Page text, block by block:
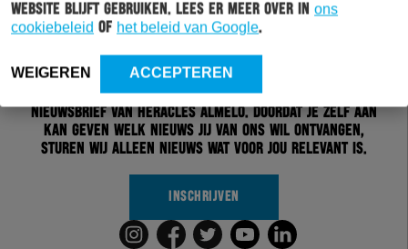
website blijft gebruiken. Lees er meer over in ons
cookiebeleid of het beleid van Google.
WEIGEREN ACCEPTEREN
Schrijf je in voor onze nieuwsbrief
Wil jij altijd en overal op de hoogte gehouden worden
van al het clubnieuws? Schrijf je dan in voor de
nieuwsbrief van Heracles Almelo. Doordat je zelf aan
kan geven welk nieuws jij van ons wil ontvangen,
sturen wij alleen nieuws wat voor jou relevant is.
INSCHRIJVEN